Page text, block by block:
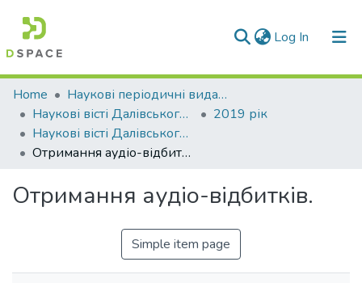
Log In (current)
Communities & Collections
All of DSpace
Statistics
Home
Наукові періодичні видання СНУ ім. В. Даля
Наукові вісті Далівського університету
2019 рік
Наукові вісті Далівського університету № 17
Отримання аудіо-відбитків.
Отримання аудіо-відбитків.
Simple item page